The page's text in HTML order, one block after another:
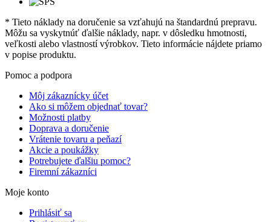
* Tieto náklady na doručenie sa vzťahujú na štandardnú prepravu.
Môžu sa vyskytnúť ďalšie náklady, napr. v dôsledku hmotnosti,
veľkosti alebo vlastností výrobkov. Tieto informácie nájdete priamo
v popise produktu.
Pomoc a podpora
Môj zákaznícky účet
Ako si môžem objednať tovar?
Možnosti platby
Doprava a doručenie
Vrátenie tovaru a peňazí
Akcie a poukážky
Potrebujete ďalšiu pomoc?
Firemní zákazníci
Moje konto
Prihlásiť sa